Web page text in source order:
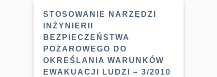
STOSOWANIE NARZĘDZI
INŻYNIERII
BEZPIECZEŃSTWA
POŻAROWEGO DO
OKREŚLANIA WARUNKÓW
EWAKUACJI LUDZI – 3/2010